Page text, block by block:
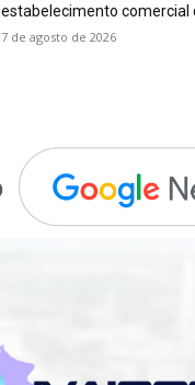
estabelecimento comercial
7 de agosto de 2026